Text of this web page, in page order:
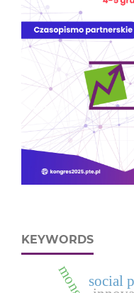
KEYWORDS
social